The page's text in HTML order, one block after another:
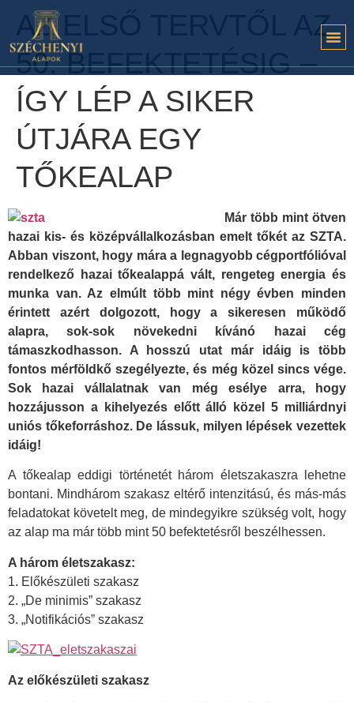
AZ ELSŐ TERVTŐL AZ
50. BEFEKTETÉSIG –
ÍGY LÉP A SIKER
ÚTJÁRA EGY
TŐKEALAP
Már több mint ötven
hazai kis- és középvállalkozásban emelt tőkét az SZTA.
Abban viszont, hogy mára a legnagyobb cégportfólióval
rendelkező hazai tőkealappá vált, rengeteg energia és
munka van. Az elmúlt több mint négy évben minden
érintett azért dolgozott, hogy a sikeresen működő
alapra, sok-sok növekedni kívánó hazai cég
támaszkodhasson. A hosszú utat már idáig is több
fontos mérföldkő szegélyezte, és még közel sincs vége.
Sok hazai vállalatnak van még esélye arra, hogy
hozzájusson a kihelyezés előtt álló közel 5 milliárdnyi
uniós tőkeforráshoz. De lássuk, milyen lépések vezettek
idáig!
A tőkealap eddigi történetét három életszakaszra lehetne
bontani. Mindhárom szakasz eltérő intenzitású, és más-más
feladatokat követelt meg, de mindegyikre szükség volt, hogy
az alap ma már több mint 50 befektetésről beszélhessen.
A három életszakasz:
1. Előkészületi szakasz
2. „De minimis” szakasz
3. „Notifikációs” szakasz
Az előkészületi szakasz